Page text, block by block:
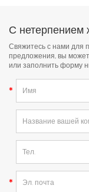
С нетерпением
Свяжитесь с нами для
предложения, вы
или заполнить форму